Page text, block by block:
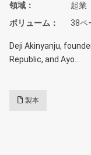
領域
起業
ボリューム
38ペ
Deji Akinyanju,
Republic, and Ayo…
製本